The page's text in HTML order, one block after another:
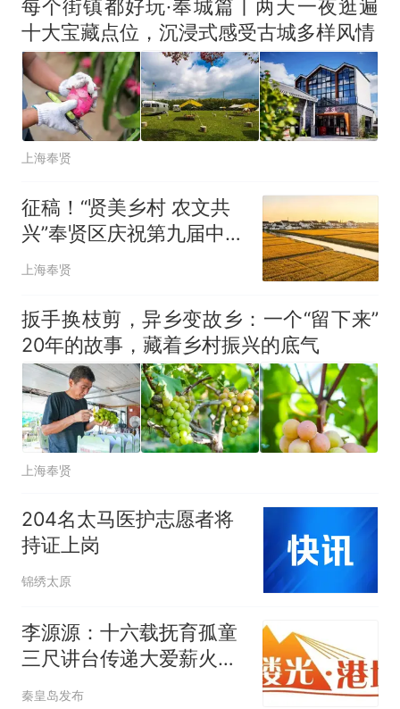
每个街镇都好玩·奉城篇丨两天一夜逛遍
十大宝藏点位，沉浸式感受古城多样风情
上海奉贤
征稿！“贤美乡村 农文共
兴”奉贤区庆祝第九届中国
农民丰收节暨第三届乡村
摄影作品征集
上海奉贤
扳手换枝剪，异乡变故乡：一个“留下来”
20年的故事，藏着乡村振兴的底气
上海奉贤
204名太马医护志愿者将
持证上岗
锦绣太原
李源源：十六载抚育孤童
三尺讲台传递大爱薪火丨
一缕光·港城录
秦皇岛发布